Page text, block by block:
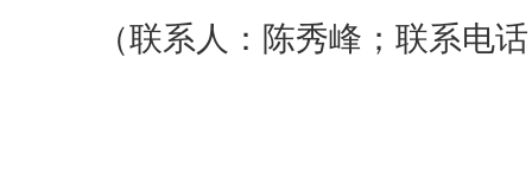
（联系人：陈秀峰；联系电